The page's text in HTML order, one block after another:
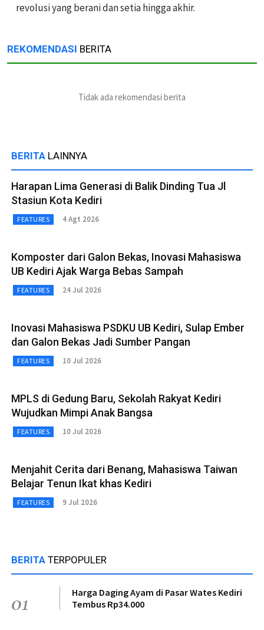
revolusi yang berani dan setia hingga akhir.
REKOMENDASI BERITA
Tidak ada rekomendasi berita
BERITA LAINNYA
Harapan Lima Generasi di Balik Dinding Tua Jl
Stasiun Kota Kediri
FEATURES 4 Agt 2026
Komposter dari Galon Bekas, Inovasi Mahasiswa
UB Kediri Ajak Warga Bebas Sampah
FEATURES 24 Jul 2026
Inovasi Mahasiswa PSDKU UB Kediri, Sulap Ember
dan Galon Bekas Jadi Sumber Pangan
FEATURES 10 Jul 2026
MPLS di Gedung Baru, Sekolah Rakyat Kediri
Wujudkan Mimpi Anak Bangsa
FEATURES 10 Jul 2026
Menjahit Cerita dari Benang, Mahasiswa Taiwan
Belajar Tenun Ikat khas Kediri
FEATURES 9 Jul 2026
BERITA TERPOPULER
01
Harga Daging Ayam di Pasar Wates Kediri
Tembus Rp34.000